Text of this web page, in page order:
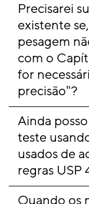
Precisarei
existente
pesagem
com o
for
precisão"?
Ainda
teste
usados de
regras USP